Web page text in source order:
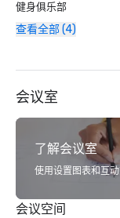
健身俱乐部
查看全部 (4)
会议室
了解会议室
使用设置图表和互
会议空间